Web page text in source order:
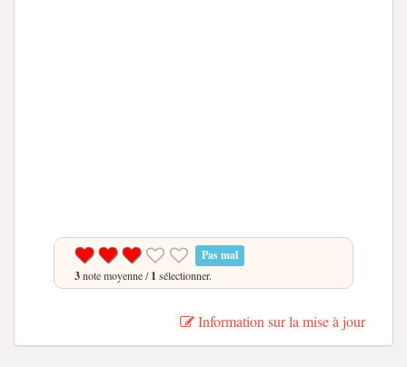
Pas mal
3note moyenne /1 sélectionner.
Information sur la mise à jour